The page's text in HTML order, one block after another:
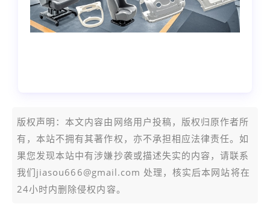
版权声明：本文内容由网络用户投稿，版权归原作者所
有，本站不拥有其著作权，亦不承担相应法律责任。如
果您发现本站中有涉嫌抄袭或描述失实的内容，请联系
我们jiasou666@gmail.com 处理，核实后本网站将在
24小时内删除侵权内容。